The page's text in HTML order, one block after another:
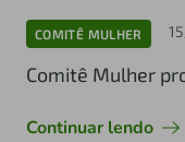
COMITÊ MULHER
Comitê Mulher
Continuar lendo